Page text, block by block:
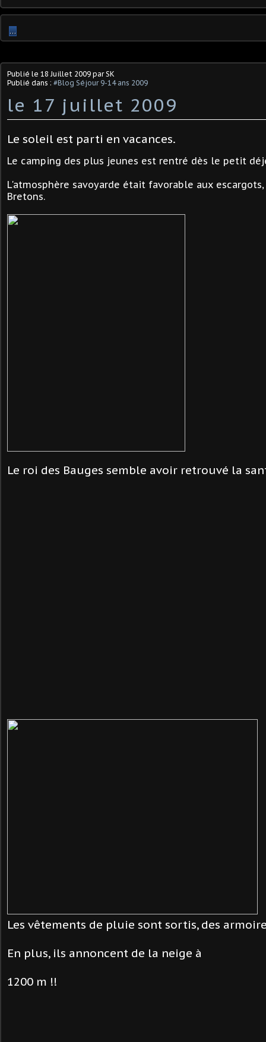
…
Publié le 18 Juillet 2009 par SK
Publié dans : #Blog Séjour 9-14 ans 2009
le 17 juillet 2009
Le soleil est parti en vacances.
Le camping des plus jeunes est rentré dès le petit
L'atmosphère savoyarde était favorable aux
Bretons.
Le roi des Bauges semble avoir retrouvé la
Les vêtements de pluie sont sortis, des
En plus, ils annoncent de la neige à
1200 m !!